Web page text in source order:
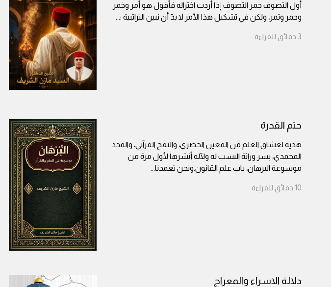
أول التصوف جمر التصوف إذا أردت اختزاله فأقول هو أمر وخمر
وجمر وتمر، ولكن في تشكيل هذا الأمر لا بدّ أن نبين التراتبية :...
3 دقائق للقراءة
حتم القدرة
هدية لعشاق العلم من المعين الخضري، والنفح القرآني، والمدد
المحمدي، بسر وراثة النسب له ولآله.أنشرها لأول مرة من
موسوعة البرهان، باب علم القانون.ونحن تعمدنا...
10 دقائق للقراءة
دلالة الاسراء والمعراج